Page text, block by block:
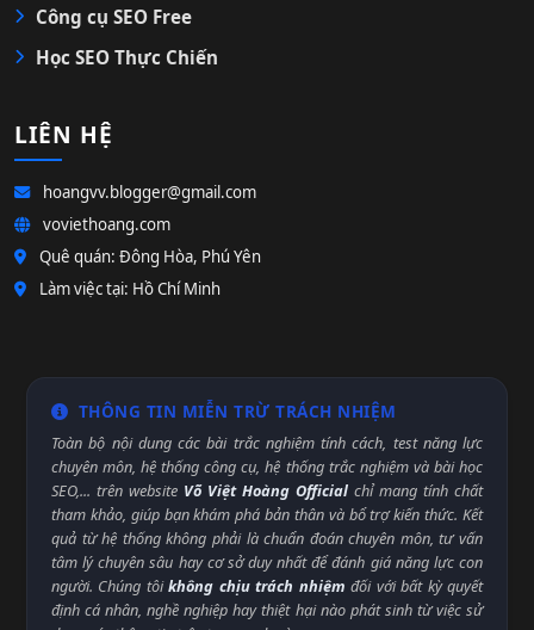
Công cụ SEO Free
Học SEO Thực Chiến
LIÊN HỆ
hoangvv.blogger@gmail.com
voviethoang.com
Quê quán: Đông Hòa, Phú Yên
Làm việc tại: Hồ Chí Minh
THÔNG TIN MIỄN TRỪ TRÁCH NHIỆM
Toàn bộ nội dung các bài trắc nghiệm tính cách, test năng lực
chuyên môn, hệ thống công cụ, hệ thống trắc nghiệm và bài học
SEO,... trên website Võ Việt Hoàng Official chỉ mang tính chất
tham khảo, giúp bạn khám phá bản thân và bổ trợ kiến thức. Kết
quả từ hệ thống không phải là chuẩn đoán chuyên môn, tư vấn
tâm lý chuyên sâu hay cơ sở duy nhất để đánh giá năng lực con
người. Chúng tôikhông chịu trách nhiệm đối với bất kỳ quyết
định cá nhân, nghề nghiệp hay thiệt hại nào phát sinh từ việc sử